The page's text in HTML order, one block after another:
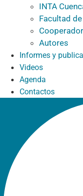
INTA
Facultad
Autores
Informes y
Videos
Agenda
Contactos